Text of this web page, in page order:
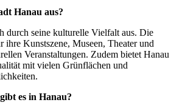
Hanau aus?
durch seine kulturelle Vielfalt aus. Die
ihre Kunstszene, Museen, Theater und
Veranstaltungen. Zudem bietet Hanau
mit vielen Grünflächen und
es in Hanau?